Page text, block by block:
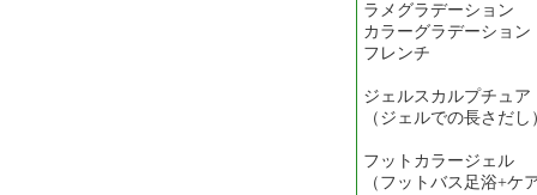
ラメグラデー
カラーグラデー
フレンチ
ジェルスカルプ
（ジェルでの長さだし
フットカラー
（フットバス足浴+ケ